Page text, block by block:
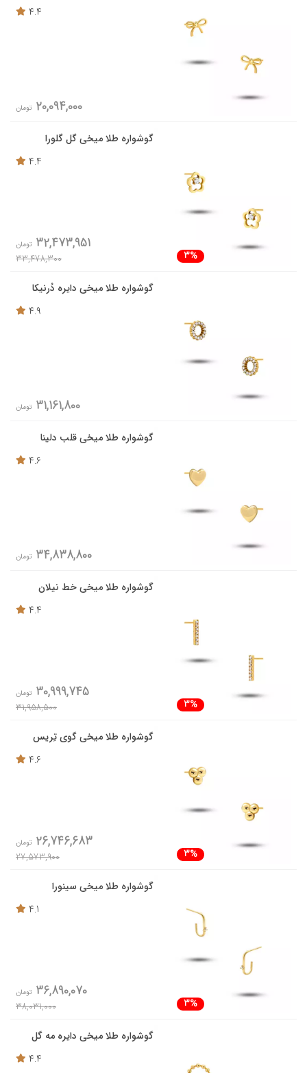
4.4
20,094,000 تومان
گوشواره طلا میخی گل گلورا
4.4
3%
32,473,951 تومان
33,478,300
گوشواره طلا میخی دایره دُرنیکا
4.9
31,161,800 تومان
گوشواره طلا میخی قلب دلینا
4.6
34,838,800 تومان
گوشواره طلا میخی خط نیلان
4.4
3%
30,999,745 تومان
31,958,500
گوشواره طلا میخی گوی تِریس
4.6
3%
26,746,683 تومان
27,573,900
گوشواره طلا میخی سینورا
4.1
3%
36,890,070 تومان
38,031,000
گوشواره طلا میخی دایره مه گل
4.4